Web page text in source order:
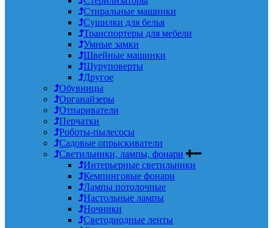
Стиральные машинки
Сушилки для белья
Транспортеры для мебели
Умные замки
Швейные машинки
Шуруповерты
Другое
Обувницы
Органайзеры
Отпариватели
Перчатки
Роботы-пылесосы
Садовые опрыскиватели
Светильники, лампы, фонари
Интерьерные светильники
Кемпинговые фонари
Лампы потолочные
Настольные лампы
Ночники
Светодиодные ленты